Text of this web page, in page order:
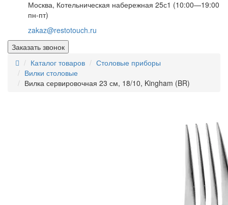
Москва, Котельническая набережная 25с1 (10:00—19:00
пн-пт)
zakaz@restotouch.ru
Заказать звонок
Каталог товаров
Столовые приборы
Вилки столовые
Вилка сервировочная 23 см, 18/10, Kingham (BR)